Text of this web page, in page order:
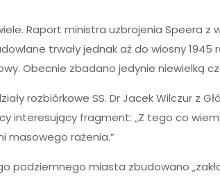
Raport ministra uzbrojenia Speera z
trwały jednak aż do wiosny 1945
Obecnie zbadano jedynie niewielką
rozbiórkowe SS. Dr Jacek Wilczur z
interesujący fragment: „Z tego co
masowego rażenia.”
podziemnego miasta zbudowano